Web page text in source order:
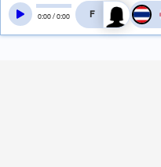
0:00/0:00 สลับเสียงอ่าน